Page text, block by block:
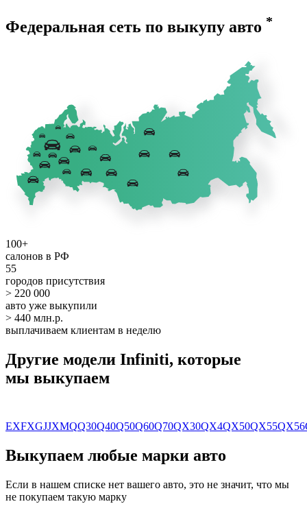
Федеральная сеть по выкупу авто *
100+
салонов в РФ
55
городов присутствия
> 220 000
авто уже выкупили
> 440 млн.р.
выплачиваем клиентам в неделю
Другие модели Infiniti, которые
мы выкупаем
EXFXGJJXMQQ30Q40Q50Q60Q70QX30QX4QX50QX55QX56
Выкупаем любые марки авто
Если в нашем списке нет вашего авто, это не значит, что мы
не покупаем такую марку